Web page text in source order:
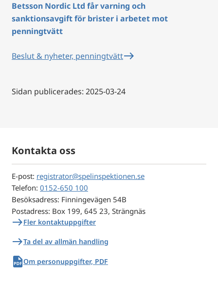
Betsson Nordic Ltd får varning och
sanktionsavgift för brister i arbetet mot
penningtvätt
Beslut & nyheter, penningtvätteast
Sidan publicerades: 2025-03-24
Kontakta oss
E-post: registrator@spelinspektionen.se
Telefon: 0152-650 100
Besöksadress: Finningevägen 54B
Postadress: Box 199, 645 23, Strängnäs
eastFler kontaktuppgifter
eastTa del av allmän handling
pdfOm personuppgifter, PDF